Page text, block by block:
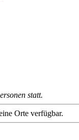
statt.
Orte verfügbar.